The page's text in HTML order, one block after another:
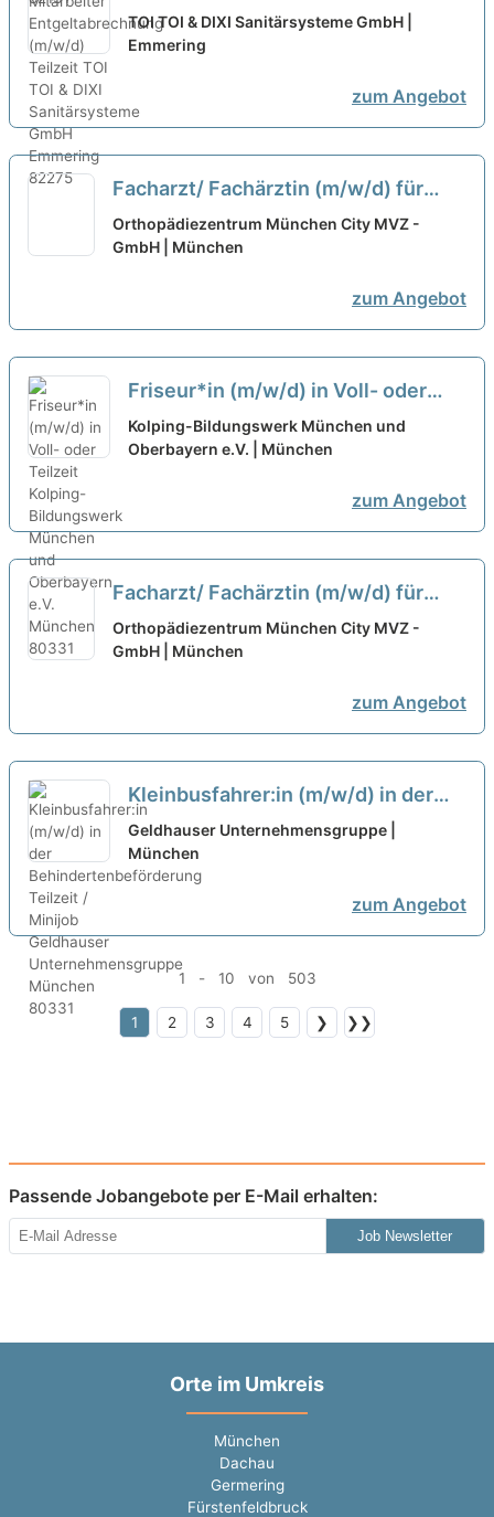
(m/w/d) Teilzeit neu
TOI TOI & DIXI Sanitärsysteme GmbH |
Emmering
zum Angebot
Facharzt/ Fachärztin (m/w/d) für
Allgemeinmedizin (in Teilzeit) in der
orthopädischen Praxis in München
Orthopädiezentrum München City MVZ -
GmbH | München
zum Angebot
Friseur*in (m/w/d) in Voll- oder
Teilzeit neu
Kolping-Bildungswerk München und
Oberbayern e.V. | München
zum Angebot
Facharzt/ Fachärztin (m/w/d) für
Allgemeinmedizin (in Teilzeit) in der
orthopädischen Praxis in München
Orthopädiezentrum München City MVZ -
GmbH | München
zum Angebot
Kleinbusfahrer:in (m/w/d) in der
Behindertenbeförderung Teilzeit /
Minijob
Geldhauser Unternehmensgruppe |
München
zum Angebot
1 - 10 von 503
1 2 3 4 5 ❯ ❯❯
Passende Jobangebote per E-Mail erhalten:
Job Newsletter
Orte im Umkreis
München
Dachau
Germering
Fürstenfeldbruck